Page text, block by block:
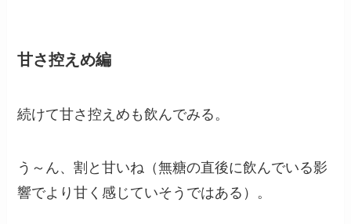
甘さ控えめ編
続けて甘さ控えめも飲んでみる。
う～ん、割と甘いね（無糖の直後に飲んでいる影
響でより甘く感じていそうではある）。